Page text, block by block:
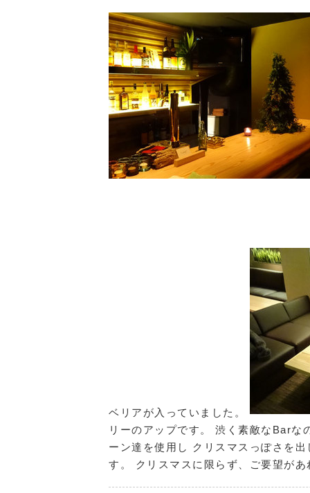
ベリアが入っていました。
リーのアップです。 渋く素敵なBarな
ーン達を使用し クリスマスっぽさを
す。 クリスマスに限らず、ご要望が